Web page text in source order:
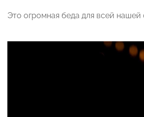
Это огромная беда для всей нашей